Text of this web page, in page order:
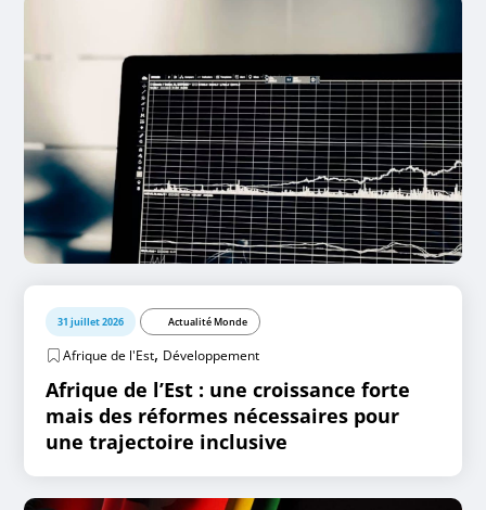
31 juillet 2026 Actualité Monde
Afrique de l'Est, Développement
Afrique de l’Est : une croissance forte
mais des réformes nécessaires pour
une trajectoire inclusive